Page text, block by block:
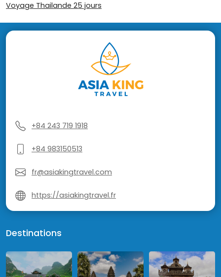
Voyage Thailande 25 jours
+84 243 719 1918
+84 983150513
fr@asiakingtravel.com
https://asiakingtravel.fr
Destinations